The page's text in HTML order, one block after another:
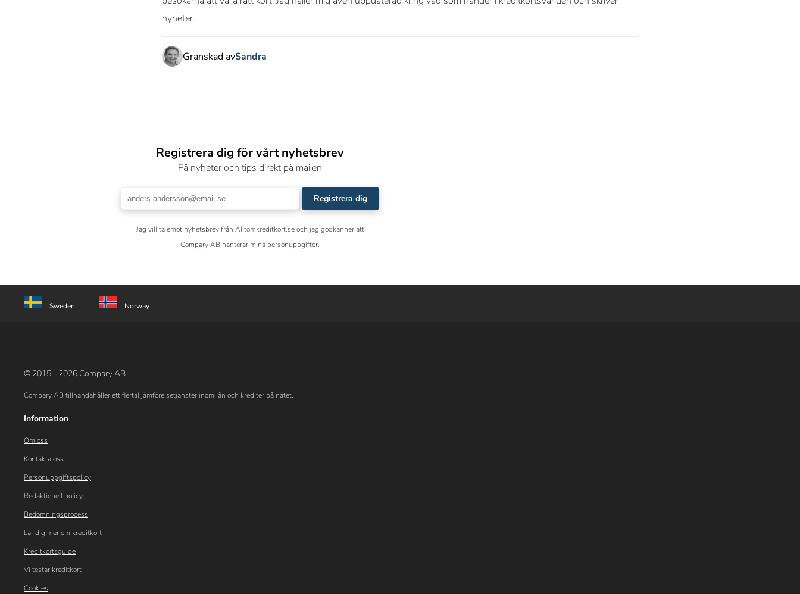
nyheter.
Granskad avSandra
Registrera dig för vårt nyhetsbrev
Få nyheter och tips direkt på mailen
Registrera dig
Jag vill ta emot nyhetsbrev från Alltomkreditkort.se och jag godkänner att
Compary AB hanterar mina personuppgifter.
Sweden Norway
© 2015 - 2026 Compary AB
Compary AB tillhandahåller ett flertal jämförelsetjänster inom lån och krediter på nätet.
Information
Om oss
Kontakta oss
Personuppgiftspolicy
Redaktionell policy
Bedömningsprocess
Lär dig mer om kreditkort
Kreditkortsguide
Vi testar kreditkort
Cookies